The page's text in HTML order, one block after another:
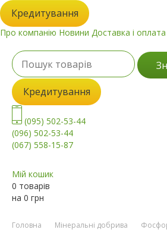
Кредитування
Про компанію Новини Доставка і оплата
Кредитування
(095) 502-53-44
(096) 502-53-44
(067) 558-15-87
Мій кошик
0 товарів
на 0 грн
Головна Мінеральні добрива